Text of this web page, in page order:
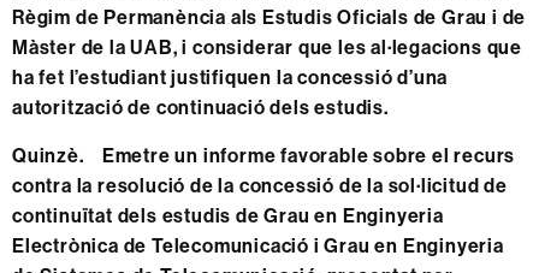
Règim de Permanència als Estudis Oficials de Grau i de
Màster de la UAB, i considerar que les al·legacions que
ha fet l’estudiant justifiquen la concessió d’una
autorització de continuació dels estudis.
Quinzè. Emetre un informe favorable sobre el recurs
contra la resolució de la concessió de la sol·licitud de
continuïtat dels estudis de Grau en Enginyeria
Electrònica de Telecomunicació i Grau en Enginyeria